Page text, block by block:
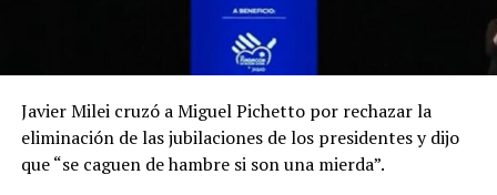
Javier Milei cruzó a Miguel Pichetto por rechazar la
eliminación de las jubilaciones de los presidentes y dijo
que “se caguen de hambre si son una mierda”.